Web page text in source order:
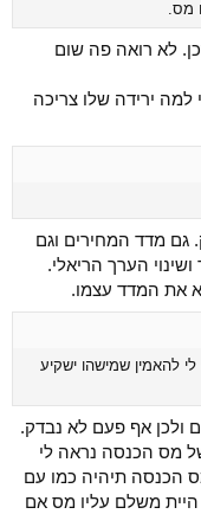
מס.
לא רואה פה שום
ירידה שלו צריכה
מדד המחירים וגם
הערך הריאלי.
את המדד עצמו.
להאמין שמישהו ישקיע
ולכן אף פעם לא נבדק.
מס הכנסה נראה לי
הכנסה תיהיה כמו עם
משלם עליו מס אם